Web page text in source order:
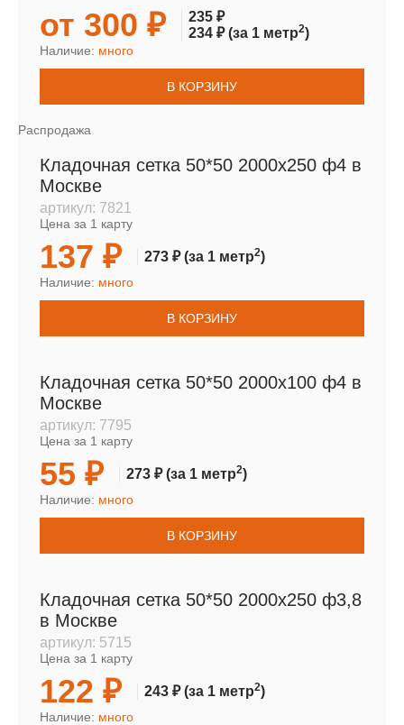
от 300 ₽
235 ₽
234 ₽(за 1 метр2)
Наличие: много
В КОРЗИНУ
Распродажа
Кладочная сетка 50*50 2000х250 ф4 в
Москве
артикул: 7821
Цена за 1 карту
137 ₽ 273 ₽(за 1 метр2)
Наличие: много
В КОРЗИНУ
Кладочная сетка 50*50 2000х100 ф4 в
Москве
артикул: 7795
Цена за 1 карту
55 ₽ 273 ₽(за 1 метр2)
Наличие: много
В КОРЗИНУ
Кладочная сетка 50*50 2000х250 ф3,8
в Москве
артикул: 5715
Цена за 1 карту
122 ₽ 243 ₽(за 1 метр2)
Наличие: много